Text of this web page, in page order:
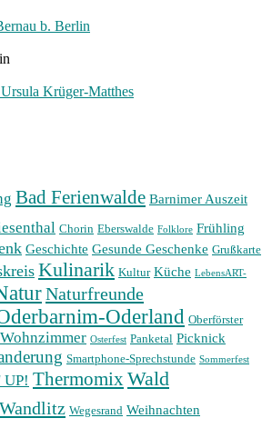
b. Berlin
Krüger-Matthes
Bad Ferienwalde Barnimer Auszeit
Chorin Eberswalde Folklore Frühling
Geschichte Gesunde Geschenke Grußkarte
Kulinarik Kultur Küche LebensART-
Naturfreunde
Oderland Oberförster
Osterfest Panketal Picknick
Smartphone-Sprechstunde Sommerfest
UP! ThermomixWald
Wandlitz Wegesrand Weihnachten